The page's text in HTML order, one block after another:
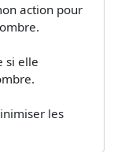
action pour
si elle
les